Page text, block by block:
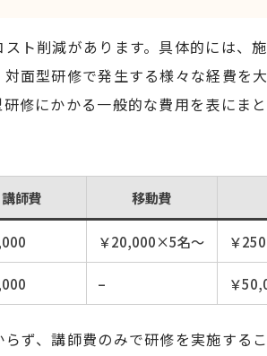
ト削減があります。具体的には、
面型研修で発生する様々な経費を
修にかかる一般的な費用を表にま
講師費 移動費
￥20,000×5名～ ￥
– ￥
ず、講師費のみで研修を実施する